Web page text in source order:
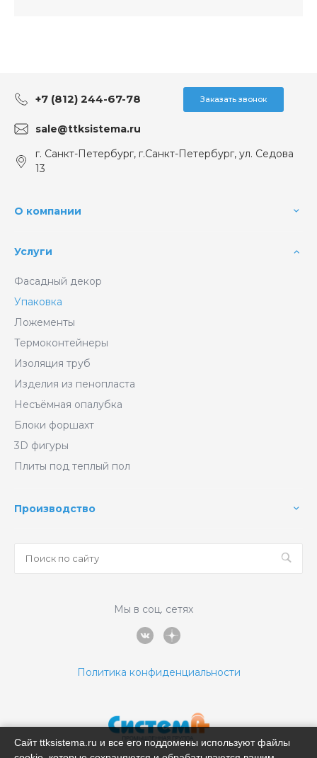
+7 (812) 244-67-78 Заказать звонок
sale@ttksistema.ru
г. Санкт-Петербург, г.Санкт-Петербург, ул. Седова
13
О компании
Услуги
Фасадный декор
Упаковка
Ложементы
Термоконтейнеры
Изоляция труб
Изделия из пенопласта
Несъёмная опалубка
Блоки форшахт
3D фигуры
Плиты под теплый пол
Производство
Мы в соц. сетях
Политика конфиденциальности
Сайт ttksistema.ru и все его поддомены используют файлы